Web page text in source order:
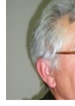
КУЛЬТУРА
КАЛЯНДАР
НА ХВАЛЯХ